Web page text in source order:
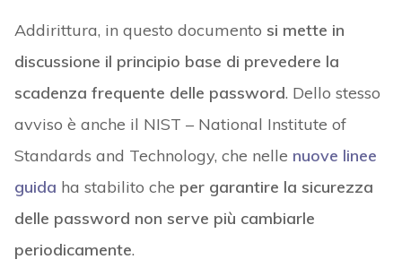
Addirittura, in questo documento si mette in
discussione il principio base di prevedere la
scadenza frequente delle password. Dello stesso
avviso è anche il NIST – National Institute of
Standards and Technology, che nelle nuove linee
guida ha stabilito che per garantire la sicurezza
delle password non serve più cambiarle
periodicamente.